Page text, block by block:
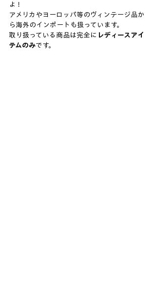
よ！
アメリカやヨーロッパ等のヴィンテージ品か
ら海外のインポートも扱っています。
取り扱っている商品は完全に レディースアイ
テムのみです。